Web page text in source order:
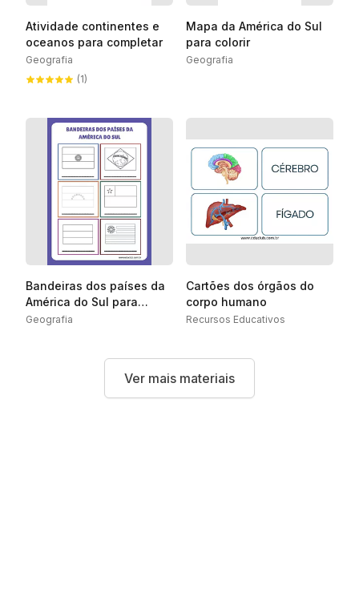
Atividade continentes e
oceanos para completar
Geografia
(1)
Mapa da América do Sul
para colorir
Geografia
Bandeiras dos países da
América do Sul para
colorir
Geografia
Cartões dos órgãos do
corpo humano
Recursos Educativos
Ver mais materiais